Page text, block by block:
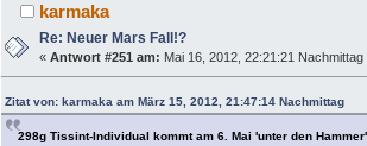
karmaka
Re: Neuer Mars Fall!?
«Antwort #251 am: Mai 16, 2012, 22:21:21 Nachmittag
Zitat von: karmaka am März 15, 2012, 21:47:14 Nachmittag
298g Tissint-Individual kommt am 6. Mai 'unter den